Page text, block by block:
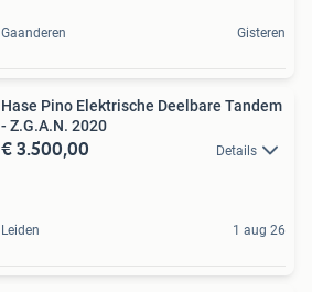
Gaanderen Gisteren
Hase Pino Elektrische Deelbare Tandem
- Z.G.A.N. 2020
€ 3.500,00 Details
Leiden 1 aug 26